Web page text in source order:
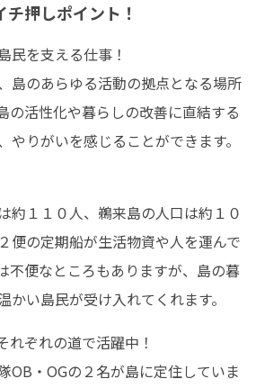
押しポイント！
を支える仕事！
島のあらゆる活動の拠点となる場所
の活性化や暮らしの改善に直結する
やりがいを感じることができます。
約１１０人、鵜来島の人口は約１０
便の定期船が生活物資や人を運んで
不便なところもありますが、島の暮
かい島民が受け入れてくれます。
ぞれの道で活躍中！
OB・OGの２名が島に定住していま